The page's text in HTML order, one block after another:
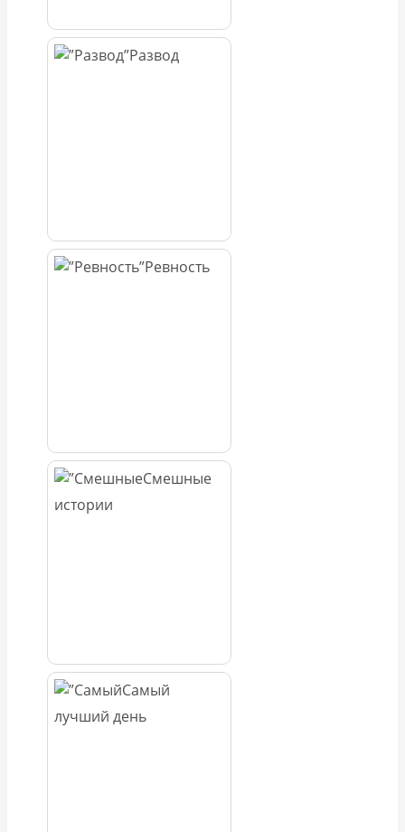
Развод
Ревность
Смешные
истории
Самый
лучший день